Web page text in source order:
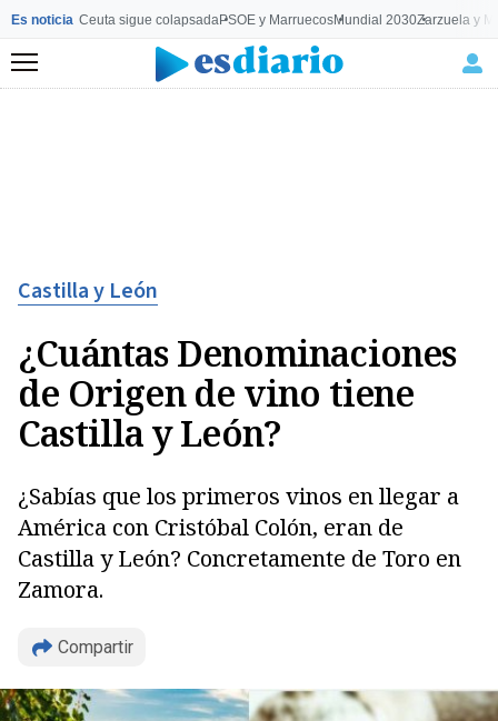
Es noticia Ceuta sigue colapsadaPSOE y MarruecosMundial 2030Zarzuela y
Menú
Castilla y León
¿Cuántas Denominaciones
de Origen de vino tiene
Castilla y León?
¿Sabías que los primeros vinos en llegar a
América con Cristóbal Colón, eran de
Castilla y León? Concretamente de Toro en
Zamora.
Compartir